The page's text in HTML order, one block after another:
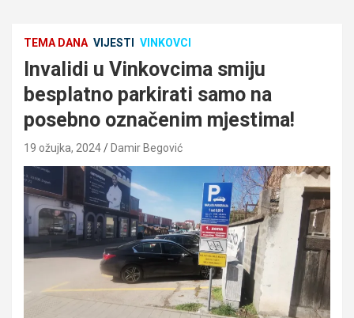
TEMA DANA VIJESTI VINKOVCI
Invalidi u Vinkovcima smiju
besplatno parkirati samo na
posebno označenim mjestima!
19 ožujka, 2024 Damir Begović